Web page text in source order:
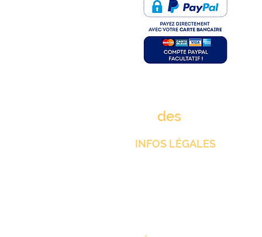
des
INFOS LÉGALES